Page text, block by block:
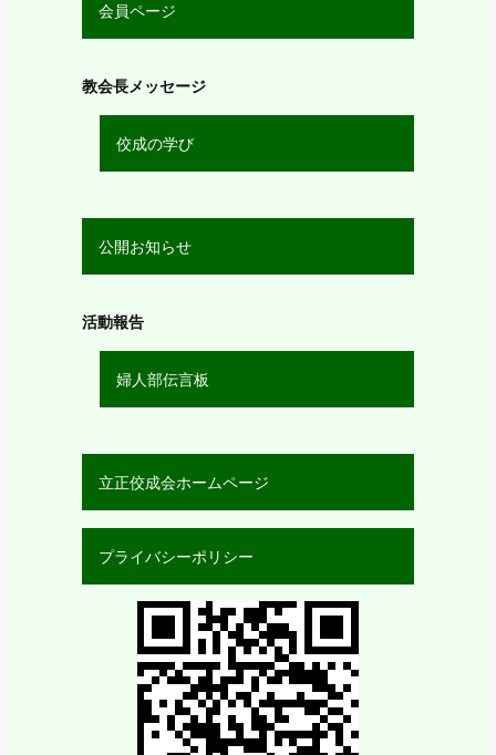
会員ページ
教会長メッセージ
佼成の学び
公開お知らせ
活動報告
婦人部伝言板
立正佼成会ホームページ
プライバシーポリシー